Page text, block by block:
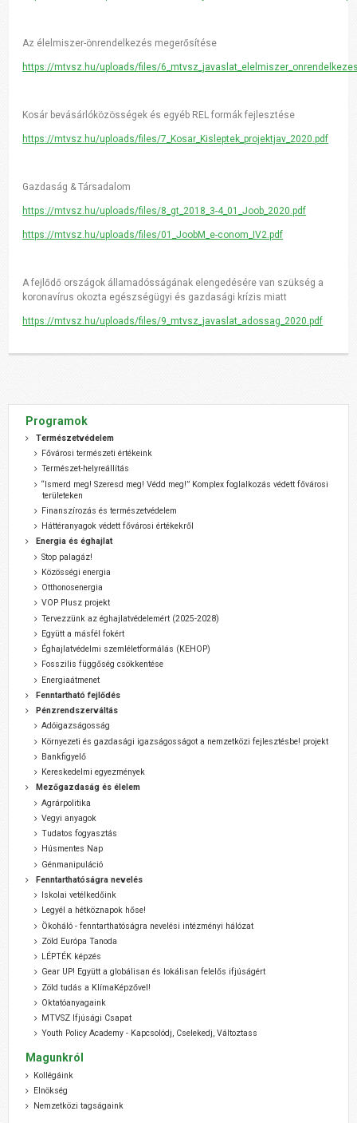
Az élelmiszer-önrendelkezés megerősítése
https://mtvsz.hu/uploads/files/
Kosár bevásárlóközösségek és egyéb REL formák fejlesztése
https://mtvsz.hu/uploads/files/7_Kosar_Kisleptek_projektjav_2020.pdf
Gazdaság & Társadalom
https://mtvsz.hu/uploads/files/8_gt_2018_3-4_01_Joob_2020.pdf
https://mtvsz.hu/uploads/files/01_JoobM_e-conom_IV2.pdf
A fejlődő országok államadósságának elengedésére van szükség a
koronavírus okozta egészségügyi és gazdasági krízis miatt
https://mtvsz.hu/uploads/files/9_mtvsz_javaslat_adossag_2020.pdf
Programok
Természetvédelem
Fővárosi természeti értékeink
Természet-helyreállítás
“Ismerd meg! Szeresd meg! Védd meg!” Komplex foglalkozás védett fővárosi
területeken
Finanszírozás és természetvédelem
Háttéranyagok védett fővárosi értékekről
Energia és éghajlat
Stop palagáz!
Közösségi energia
Otthonosenergia
VOP Plusz projekt
Tervezzünk az éghajlatvédelemért (2025-2028)
Együtt a másfél fokért
Éghajlatvédelmi szemléletformálás (KEHOP)
Fosszilis függőség csökkentése
Energiaátmenet
Fenntartható fejlődés
Pénzrendszerváltás
Adóigazságosság
Környezeti és gazdasági igazságosságot a nemzetközi fejlesztésbe! projekt
Bankfigyelő
Kereskedelmi egyezmények
Mezőgazdaság és élelem
Agrárpolitika
Vegyi anyagok
Tudatos fogyasztás
Húsmentes Nap
Génmanipuláció
Fenntarthatóságra nevelés
Iskolai vetélkedőink
Legyél a hétköznapok hőse!
Ökoháló - fenntarthatóságra nevelési intézményi hálózat
Zöld Európa Tanoda
LÉPTÉK képzés
Gear UP! Együtt a globálisan és lokálisan felelős ifjúságért
Zöld tudás a KlímaKépzővel!
Oktatóanyagaink
MTVSZ Ifjúsági Csapat
Youth Policy Academy - Kapcsolódj, Cselekedj, Változtass
Magunkról
Kollégáink
Elnökség
Nemzetközi tagságaink